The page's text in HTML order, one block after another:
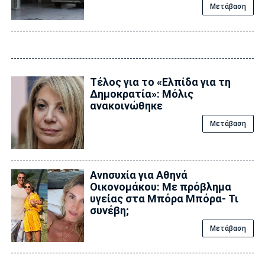
Μετάβαση
Τέλος για το «Ελπίδα για τη
Δημοκρατία»: Μόλις
ανακοινώθηκε
Μετάβαση
Ανnσυxία για Αθηνά
Οικονομάκου: Με πρόβλημα
υγείας στα Μπόρα Μπόρα- Τι
συνέβη;
Μετάβαση